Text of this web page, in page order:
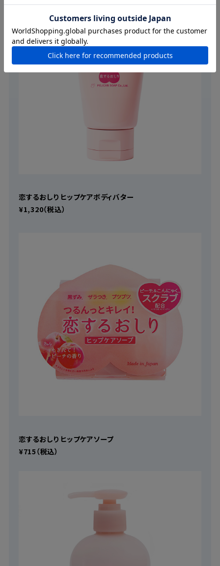
恋するおしり ヒップケアボディバター
¥1,320（税込）
恋するおしり ヒップケアソープ
¥715（税込）